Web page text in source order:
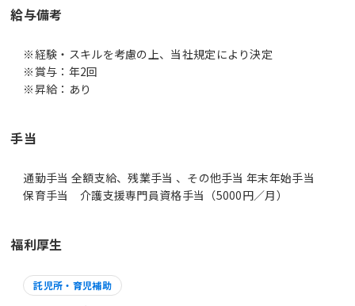
給与備考
※経験・スキルを考慮の上、当社規定により決定
※賞与：年2回
※昇給：あり
手当
通勤手当 全額支給、残業手当 、その他手当 年末年始手当
保育手当 介護支援専門員資格手当（5000円／月）
福利厚生
託児所・育児補助